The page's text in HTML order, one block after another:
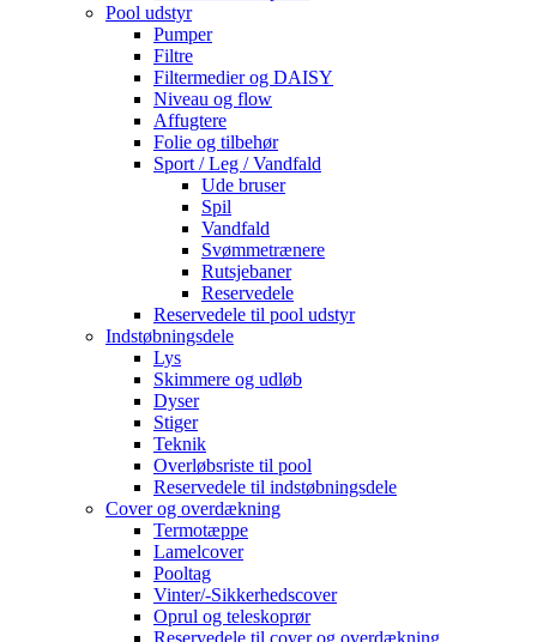
Pool udstyr
Pumper
Filtre
Filtermedier og DAISY
Niveau og flow
Affugtere
Folie og tilbehør
Sport / Leg / Vandfald
Ude bruser
Spil
Vandfald
Svømmetrænere
Rutsjebaner
Reservedele
Reservedele til pool udstyr
Indstøbningsdele
Lys
Skimmere og udløb
Dyser
Stiger
Teknik
Overløbsriste til pool
Reservedele til indstøbningsdele
Cover og overdækning
Termotæppe
Lamelcover
Pooltag
Vinter/-Sikkerhedscover
Oprul og teleskoprør
Reservedele til cover og overdækning